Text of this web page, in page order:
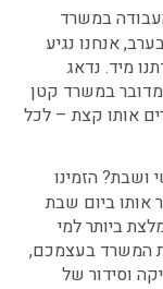
במשרד
אנחנו נגיע
מיד. נדאג
במשרד קטן
אותו קצת – לכל
הזמינו
אותו ביום שבת
ביותר למי
המשרד בעצמכם,
וסידור של